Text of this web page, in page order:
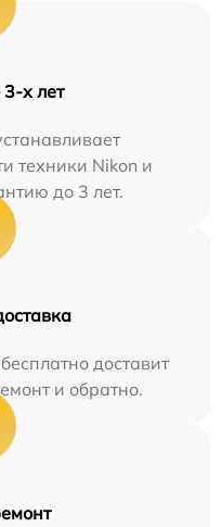
х лет
техники Nikon и
до 3 лет.
доставит
и обратно.